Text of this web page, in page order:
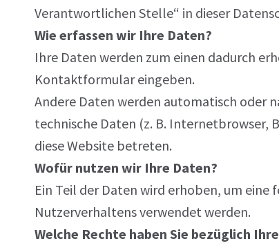
Verantwortlichen Stelle“ in dieser
Wie erfassen wir Ihre Daten?
Ihre Daten werden zum einen dadurch
Kontaktformular eingeben.
Andere Daten werden automatisch oder
technische Daten (z. B. Internetbrowser,
diese Website betreten.
Wofür nutzen wir Ihre Daten?
Ein Teil der Daten wird erhoben, um
Nutzerverhaltens verwendet werden.
Welche Rechte haben Sie bezüglich